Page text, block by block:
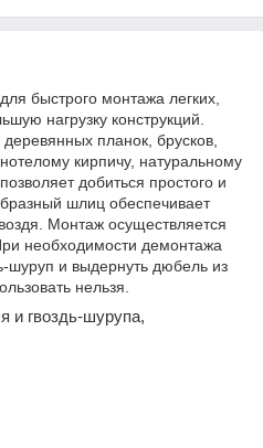
быстрого монтажа легких,
нагрузку конструкций.
планок, брусков,
кирпичу, натуральному
добиться простого и
шлиц обеспечивает
Монтаж осуществляется
необходимости демонтажа
шуруп и выдернуть дюбель из
нельзя.
и гвоздь-шурупа,